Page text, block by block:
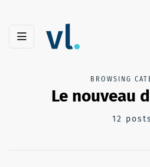
BROWSING
Le nouveau
12 posts